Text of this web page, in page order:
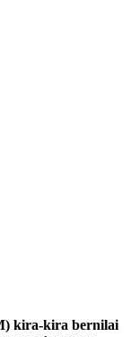
kira-kira bernilai